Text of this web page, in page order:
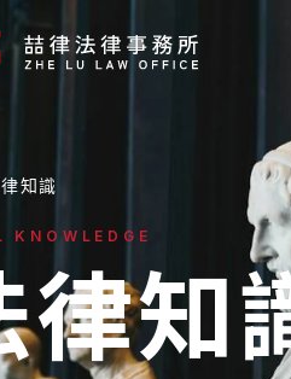
知識
KNOWLEDGE
律知